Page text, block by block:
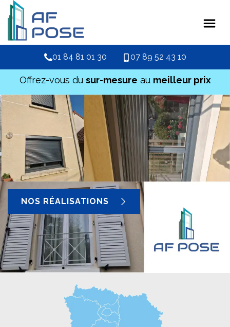
01 84 81 01 30 07 89 52 43 10
Offrez-vous du sur-mesure au meilleur prix
NOS RÉALISATIONS